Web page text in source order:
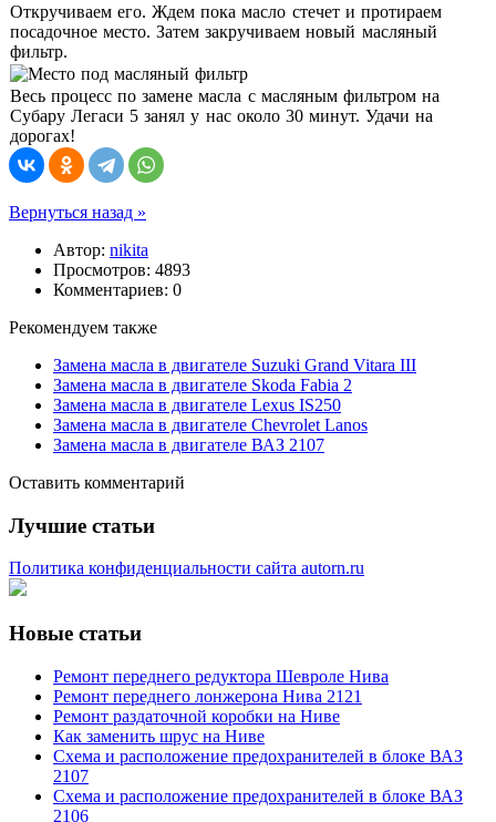
Откручиваем его. Ждем пока масло стечет и протираем
посадочное место. Затем закручиваем новый масляный
фильтр.
Весь процесс по замене масла с масляным фильтром на
Субару Легаси 5 занял у нас около 30 минут. Удачи на
дорогах!
Вернуться назад »
Автор: nikita
Просмотров: 4893
Комментариев: 0
Рекомендуем также
Замена масла в двигателе Suzuki Grand Vitara III
Замена масла в двигателе Skoda Fabia 2
Замена масла в двигателе Lexus IS250
Замена масла в двигателе Chevrolet Lanos
Замена масла в двигателе ВАЗ 2107
Оставить комментарий
Лучшие статьи
Политика конфиденциальности сайта autorn.ru
Новые статьи
Ремонт переднего редуктора Шевроле Нива
Ремонт переднего лонжерона Нива 2121
Ремонт раздаточной коробки на Ниве
Как заменить шрус на Ниве
Схема и расположение предохранителей в блоке ВАЗ
2107
Схема и расположение предохранителей в блоке ВАЗ
2106